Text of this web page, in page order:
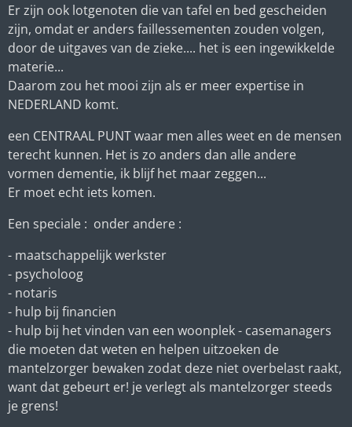
Er zijn ook lotgenoten die van tafel en bed gescheiden
zijn, omdat er anders faillessementen zouden volgen,
door de uitgaves van de zieke.... het is een ingewikkelde
materie...
Daarom zou het mooi zijn als er meer expertise in
NEDERLAND komt.
een CENTRAAL PUNT waar men alles weet en de mensen
terecht kunnen. Het is zo anders dan alle andere
vormen dementie, ik blijf het maar zeggen...
Er moet echt iets komen.
Een speciale : onder andere :
- maatschappelijk werkster
- psycholoog
- notaris
- hulp bij financien
- hulp bij het vinden van een woonplek - casemanagers
die moeten dat weten en helpen uitzoeken de
mantelzorger bewaken zodat deze niet overbelast raakt,
want dat gebeurt er! je verlegt als mantelzorger steeds
je grens!